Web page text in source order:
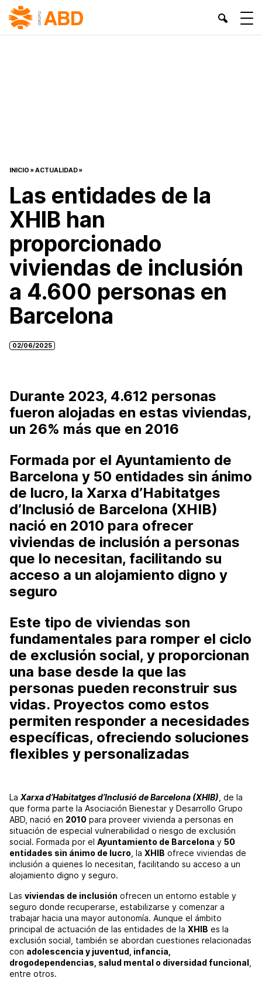
INICIO »ACTUALIDAD»
Las entidades de la
XHIB han
proporcionado
viviendas de inclusión
a 4.600 personas en
Barcelona
02/06/2025
Durante 2023, 4.612 personas
fueron alojadas en estas viviendas,
un 26% más que en 2016
Formada por el Ayuntamiento de
Barcelona y 50 entidades sin ánimo
de lucro, la Xarxa d’Habitatges
d’Inclusió de Barcelona (XHIB)
nació en 2010 para ofrecer
viviendas de inclusión a personas
que lo necesitan, facilitando su
acceso a un alojamiento digno y
seguro
Este tipo de viviendas son
fundamentales para romper el ciclo
de exclusión social, y proporcionan
una base desde la que las
personas pueden reconstruir sus
vidas. Proyectos como estos
permiten responder a necesidades
específicas, ofreciendo soluciones
flexibles y personalizadas
La Xarxa d’Habitatges d’Inclusió de Barcelona (XHIB) , de la
que forma parte la Asociación Bienestar y Desarrollo Grupo
ABD, nació en 2010 para proveer vivienda a personas en
situación de especial vulnerabilidad o riesgo de exclusión
social. Formada por el Ayuntamiento de Barcelona y 50
entidades sin ánimo de lucro , la XHIB ofrece viviendas de
inclusión a quienes lo necesitan, facilitando su acceso a un
alojamiento digno y seguro.
Las viviendas de inclusión ofrecen un entorno estable y
seguro donde recuperarse, estabilizarse y comenzar a
trabajar hacia una mayor autonomía. Aunque el ámbito
principal de actuación de las entidades de la XHIB es la
exclusión social, también se abordan cuestiones relacionadas
con adolescencia y juventud, infancia,
drogodependencias, salud mental o diversidad funcional
entre otros.